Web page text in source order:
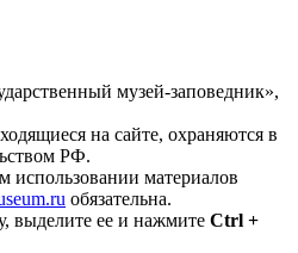
музей-заповедник»,
на сайте, охраняются в
РФ.
материалов
обязательна.
выделите ее и нажмите Ctrl +